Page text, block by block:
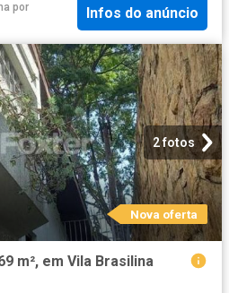
por
Infos do anúncio
2 fotos
Nova oferta
m², em Vila Brasilina